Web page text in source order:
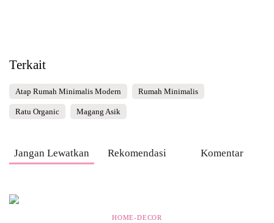
Terkait
Atap Rumah Minimalis Modern Rumah Minimalis
Ratu Organic Magang Asik
Jangan Lewatkan Rekomendasi Komentar
HOME-DECOR